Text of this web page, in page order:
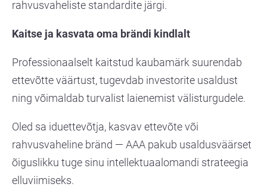
rahvusvaheliste standardite järgi.
Kaitse ja kasvata oma brändi kindlalt
Professionaalselt kaitstud kaubamärk suurendab
ettevõtte väärtust, tugevdab investorite usaldust
ning võimaldab turvalist laienemist välisturgudele.
Oled sa iduettevõtja, kasvav ettevõte või
rahvusvaheline bränd — AAA pakub usaldusväärset
õiguslikku tuge sinu intellektuaalomandi strateegia
elluviimiseks.